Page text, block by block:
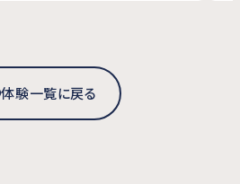
体験一覧に戻る